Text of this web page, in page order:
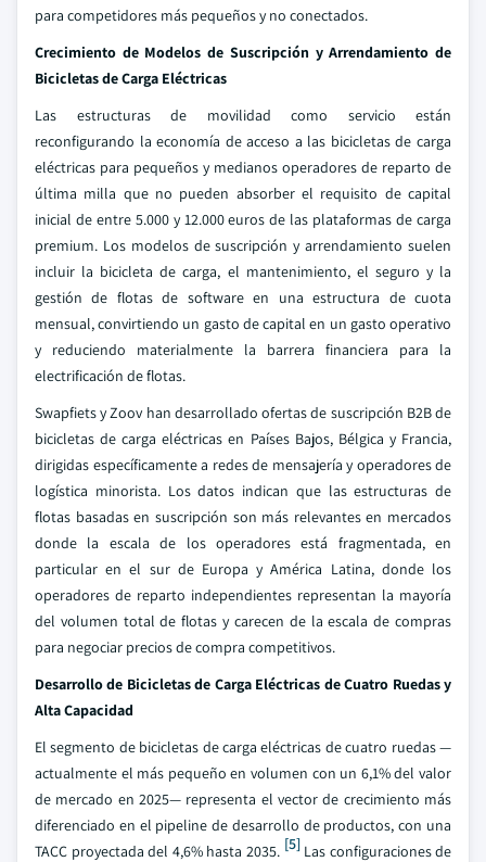
para competidores más pequeños y no conectados.
Crecimiento de Modelos de Suscripción y Arrendamiento de
Bicicletas de Carga Eléctricas
Las estructuras de movilidad como servicio están
reconfigurando la economía de acceso a las bicicletas de carga
eléctricas para pequeños y medianos operadores de reparto de
última milla que no pueden absorber el requisito de capital
inicial de entre 5.000 y 12.000 euros de las plataformas de carga
premium. Los modelos de suscripción y arrendamiento suelen
incluir la bicicleta de carga, el mantenimiento, el seguro y la
gestión de flotas de software en una estructura de cuota
mensual, convirtiendo un gasto de capital en un gasto operativo
y reduciendo materialmente la barrera financiera para la
electrificación de flotas.
Swapfiets y Zoov han desarrollado ofertas de suscripción B2B de
bicicletas de carga eléctricas en Países Bajos, Bélgica y Francia,
dirigidas específicamente a redes de mensajería y operadores de
logística minorista. Los datos indican que las estructuras de
flotas basadas en suscripción son más relevantes en mercados
donde la escala de los operadores está fragmentada, en
particular en el sur de Europa y América Latina, donde los
operadores de reparto independientes representan la mayoría
del volumen total de flotas y carecen de la escala de compras
para negociar precios de compra competitivos.
Desarrollo de Bicicletas de Carga Eléctricas de Cuatro Ruedas y
Alta Capacidad
El segmento de bicicletas de carga eléctricas de cuatro ruedas —
actualmente el más pequeño en volumen con un 6,1% del valor
de mercado en 2025— representa el vector de crecimiento más
diferenciado en el pipeline de desarrollo de productos, con una
TACC proyectada del 4,6% hasta 2035. [5]Las configuraciones de